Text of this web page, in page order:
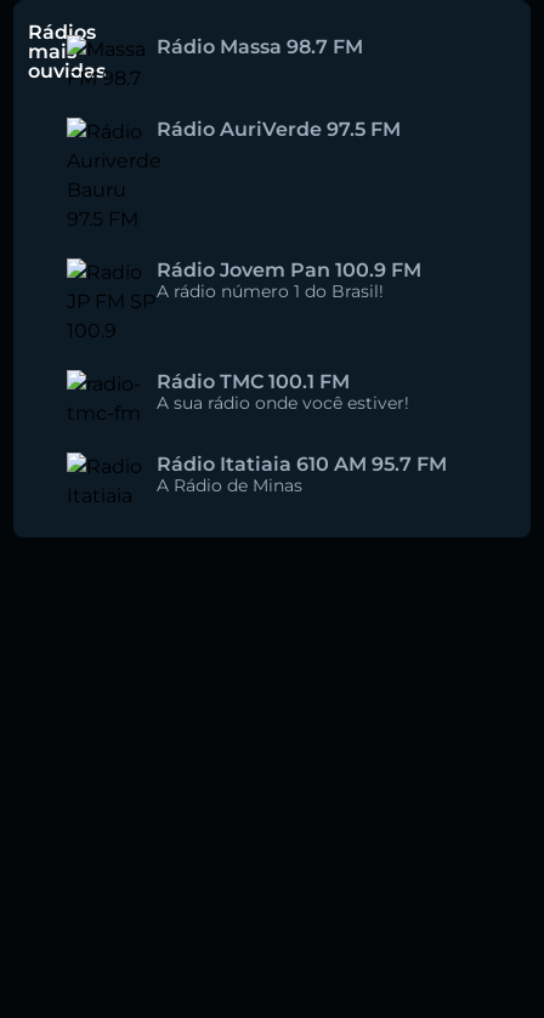
Rádios
mais
ouvidas
Rádio Massa 98.7 FM
Rádio AuriVerde 97.5 FM
Rádio Jovem Pan 100.9 FM
A rádio número 1 do Brasil!
Rádio TMC 100.1 FM
A sua rádio onde você estiver!
Rádio Itatiaia 610 AM 95.7 FM
A Rádio de Minas